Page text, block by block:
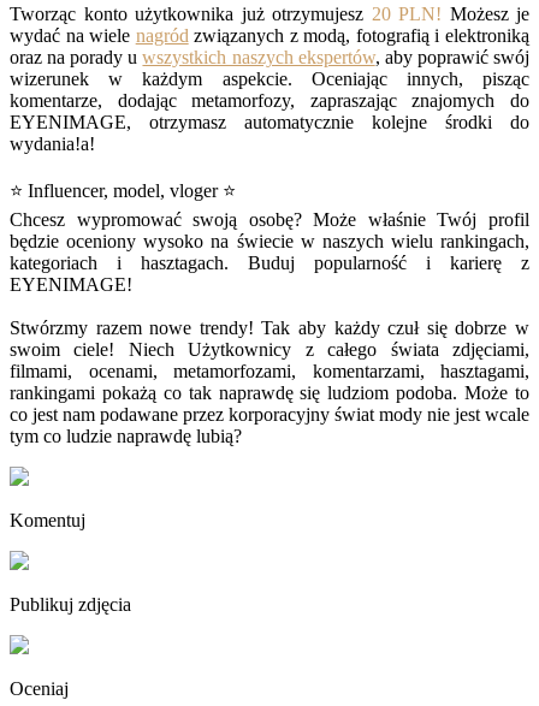
Tworząc konto użytkownika już otrzymujesz 20 PLN! Możesz je
wydać na wiele nagród związanych z modą, fotografią i elektroniką
oraz na porady uwszystkich naszych ekspertów, aby poprawić swój
wizerunek w każdym aspekcie. Oceniając innych, pisząc
komentarze, dodając metamorfozy, zapraszając znajomych do
EYENIMAGE, otrzymasz automatycznie kolejne środki do
wydania!a!
⭐ Influencer, model, vloger ⭐
Chcesz wypromować swoją osobę? Może właśnie Twój profil
będzie oceniony wysoko na świecie w naszych wielu rankingach,
kategoriach i hasztagach. Buduj popularność i karierę z
EYENIMAGE!
Stwórzmy razem nowe trendy! Tak aby każdy czuł się dobrze w
swoim ciele! Niech Użytkownicy z całego świata zdjęciami,
filmami, ocenami, metamorfozami, komentarzami, hasztagami,
rankingami pokażą co tak naprawdę się ludziom podoba. Może to
co jest nam podawane przez korporacyjny świat mody nie jest wcale
tym co ludzie naprawdę lubią?
Komentuj
Publikuj zdjęcia
Oceniaj